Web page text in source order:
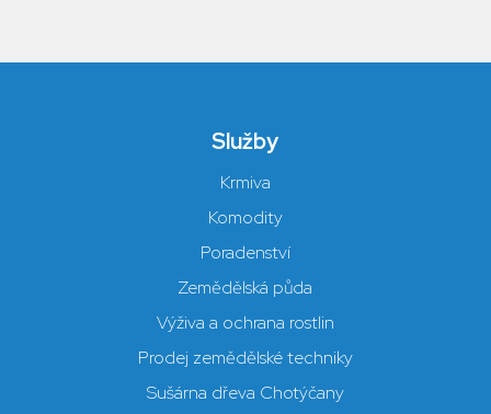
Služby
Krmiva
Komodity
Poradenství
Zemědělská půda
Výživa a ochrana rostlin
Prodej zemědělské techniky
Sušárna dřeva Chotýčany